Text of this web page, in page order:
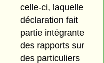
celle-ci, laquelle
déclaration fait
partie intégrante
des rapports sur
des particuliers